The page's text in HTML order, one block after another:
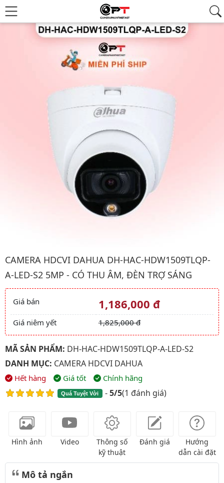
CAMERA HDCVI DAHUA DH-HAC-HDW1509TLQP-
A-LED-S2 5MP - CÓ THU ÂM, ĐÈN TRỢ SÁNG
Giá và khuyến mãi
Giá bán 1,186,000 đ
Giá niêm yết 1,825,000 đ
MÃ SẢN PHẨM: DH-HAC-HDW1509TLQP-A-LED-S2
DANH MỤC: CAMERA HDCVI DAHUA
Hết hàng Giá tốt Chính hãng
Quá Tuyệt Vời -5/5(1 đánh giá)
Hình ảnh Video
Thông số
kỹ thuật
Đánh giá
Hướng
dẫn cài đặt
Mô tả ngắn